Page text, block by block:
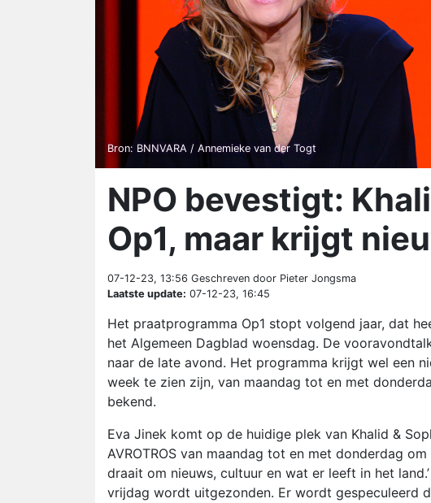
Bron: BNNVARA / Annemieke van der Togt
NPO bevestigt:
Op1, maar krijgt
07-12-23, 13:56 Geschreven door Pieter Jongsma
Laatste update: 07-12-23, 16:45
Het praatprogramma Op1 stopt volgend jaar, dat
het Algemeen Dagblad woensdag. De
naar de late avond. Het programma krijgt wel een
week te zien zijn, van maandag tot en met
bekend.
Eva Jinek komt op de huidige plek van Khalid &
AVROTROS van maandag tot en met donderdag
draait om nieuws, cultuur en wat er leeft in het
vrijdag wordt uitgezonden. Er wordt gespeculeerd